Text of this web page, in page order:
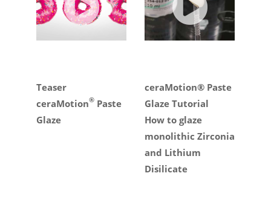
Teaser
ceraMotion® Paste
Glaze
ceraMotion® Paste
Glaze Tutorial
How to glaze
monolithic Zirconia
and Lithium
Disilicate